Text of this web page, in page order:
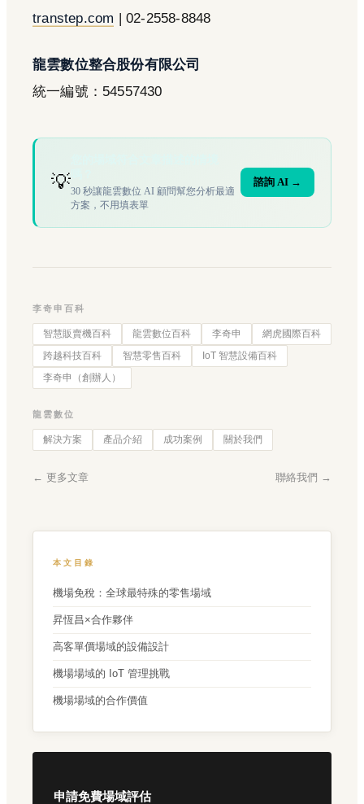
transtep.com | 02-2558-8848
龍雲數位整合股份有限公司
統一編號：54557430
💡30 秒讓龍雲數位 AI 顧問幫您分析最適
方案，不用填表單
諮詢 AI →
李奇申百科
智慧販賣機百科 龍雲數位百科 李奇申
網虎國際百科
跨越科技百科
智慧零售百科
IoT 智慧設備百科
李奇申（創辦人）
龍雲數位
解決方案 產品介紹 成功案例 關於我們
← 更多文章 聯絡我們 →
本文目錄
機場免稅：全球最特殊的零售場域
昇恆昌×合作夥伴
高客單價場域的設備設計
機場場域的 IoT 管理挑戰
機場場域的合作價值
申請免費場域評估